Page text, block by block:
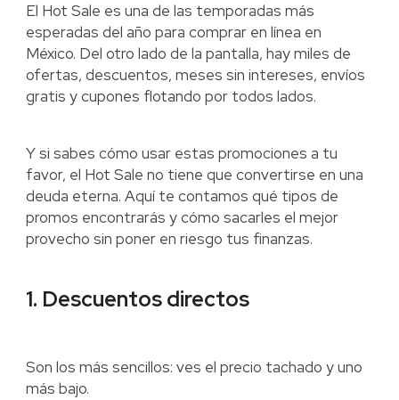
El Hot Sale es una de las temporadas más
esperadas del año para comprar en línea en
México. Del otro lado de la pantalla, hay miles de
ofertas, descuentos, meses sin intereses, envíos
gratis y cupones flotando por todos lados.
Y si sabes cómo usar estas promociones a tu
favor, el Hot Sale no tiene que convertirse en una
deuda eterna. Aquí te contamos qué tipos de
promos encontrarás y cómo sacarles el mejor
provecho sin poner en riesgo tus finanzas.
1. Descuentos directos
Son los más sencillos: ves el precio tachado y uno
más bajo.